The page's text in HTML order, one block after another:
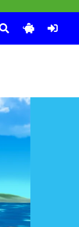
познавательную
— №360